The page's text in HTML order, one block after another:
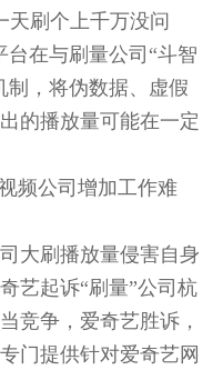
天刷个上千万没问
台在与刷量公司“斗智
制，将伪数据、虚假
的播放量可能在一定
频公司增加工作难
大刷播放量侵害自身
艺起诉“刷量”公司杭
竞争，爱奇艺胜诉，
门提供针对爱奇艺网